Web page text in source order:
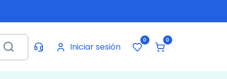
Iniciar sesión
0 0